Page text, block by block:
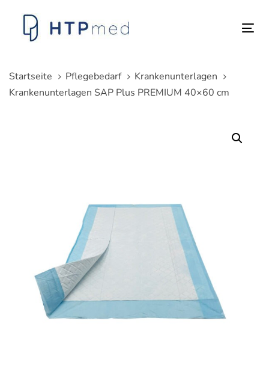
überspringen
springen
Startseite
Pflegebedarf
Krankenunterlagen
Krankenunterlagen SAP Plus PREMIUM 40×60 cm